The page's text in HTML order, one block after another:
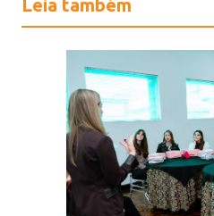
Leia também